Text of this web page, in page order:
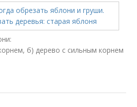
б) дерево с сильным корнем